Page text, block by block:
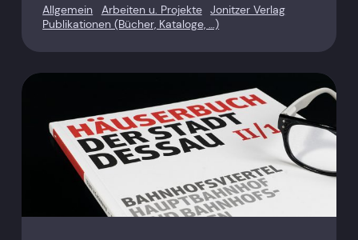
Allgemein
Arbeiten u. Projekte Jonitzer Verlag
Publikationen (Bücher, Kataloge, …)